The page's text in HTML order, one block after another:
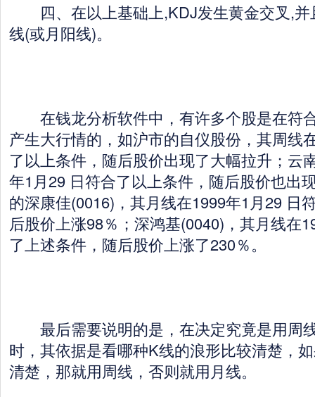
四、在以上基础上,KDJ发生黄金交叉,并
线(或月阳线)。
在钱龙分析软件中，有许多个股是在符
产生大行情的，如沪市的自仪股份，其周线
了以上条件，随后股价出现了大幅拉升；云
年1月29 日符合了以上条件，随后股价也出
的深康佳(0016)，其月线在1999年1月29 日
后股价上涨98％；深鸿基(0040)，其月线在
了上述条件，随后股价上涨了230％。
最后需要说明的是，在决定究竟是用周
时，其依据是看哪种K线的浪形比较清楚，
清楚，那就用周线，否则就用月线。